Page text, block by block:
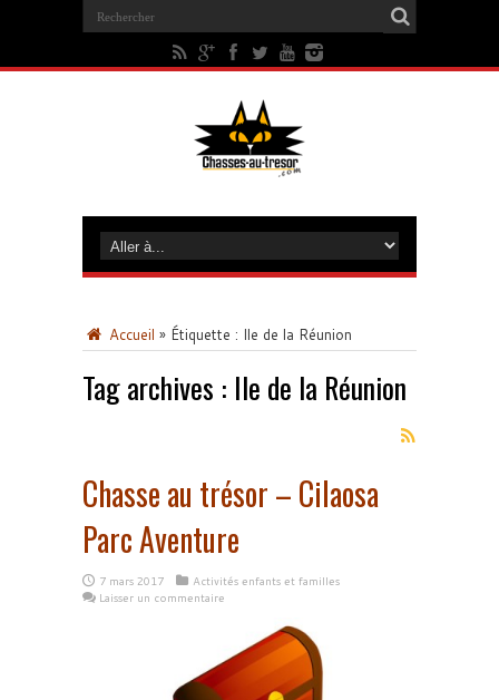
Accueil » Étiquette : Ile de la Réunion
Tag archives : Ile de la Réunion
Chasse au trésor – Cilaosa
Parc Aventure
7 mars 2017
Activités enfants et familles
Laisser un commentaire